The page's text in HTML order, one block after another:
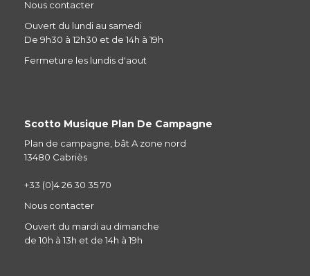
Nous contacter
Ouvert du lundi au samedi
De 9h30 à 12h30 et de 14h à 19h
Fermeture les lundis d'aout
Scotto Musique Plan De Campagne
Plan de campagne, bât A zone nord
13480 Cabriès
+33 (0)4 26 30 35 70
Nous contacter
Ouvert du mardi au dimanche
de 10h à 13h et de 14h à 19h